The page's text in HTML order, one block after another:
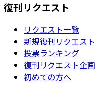
復刊リクエスト
リクエスト一覧
新規復刊リクエスト
投票ランキング
復刊リクエスト企画
初めての方へ